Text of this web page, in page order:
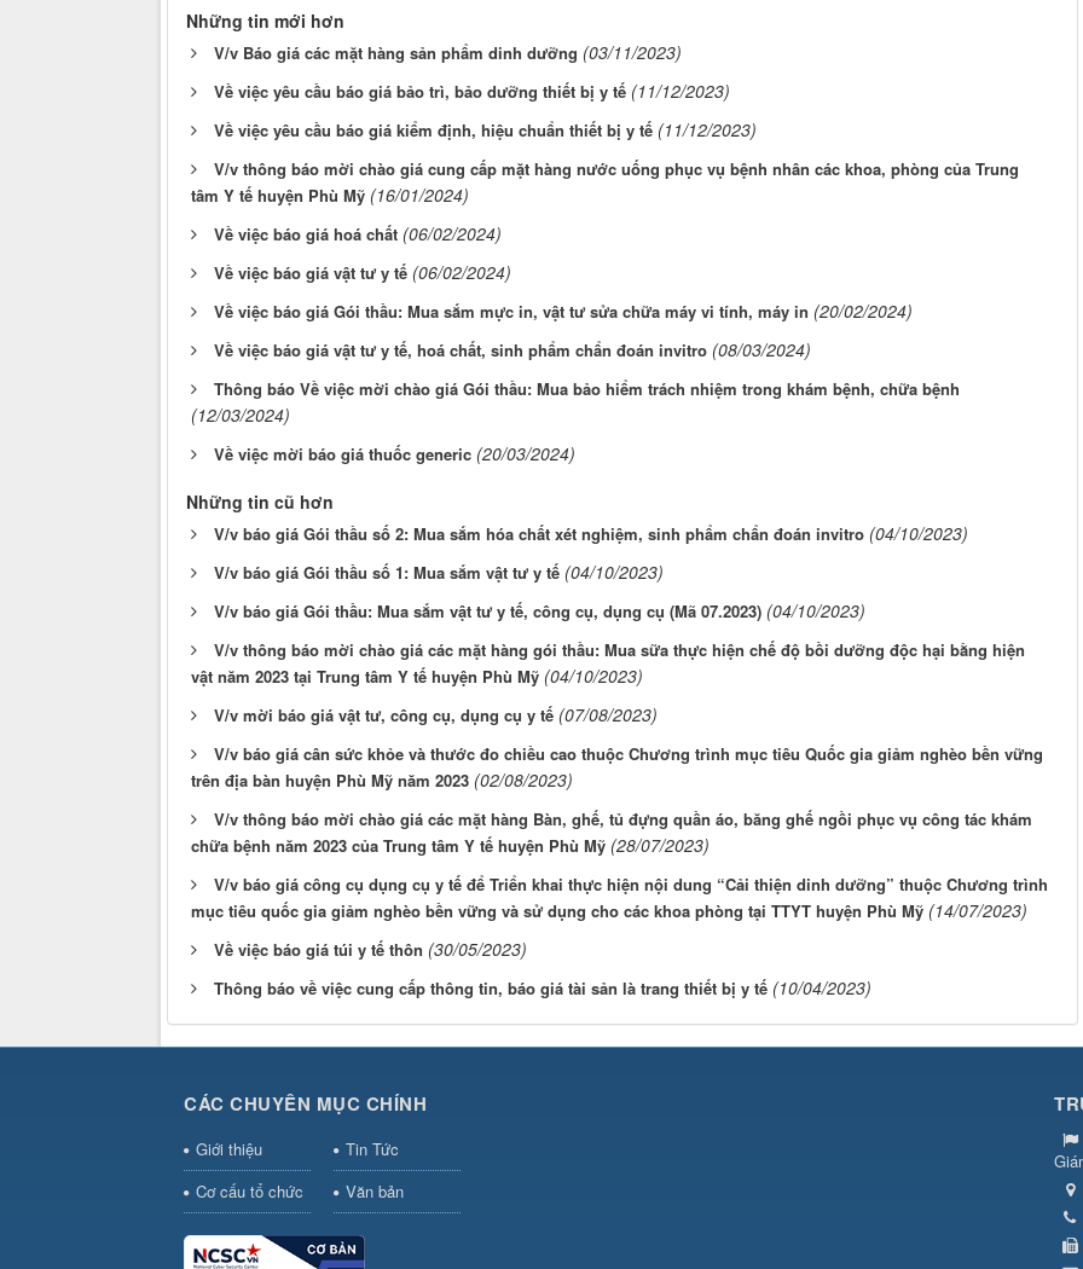
Những tin mới hơn
V/v Báo giá các mặt hàng sản phẩm dinh dưỡng (03/11/2023)
Về việc yêu cầu báo giá bảo trì, bảo dưỡng thiết bị y tế (11/12/2023)
Về việc yêu cầu báo giá kiểm định, hiệu chuẩn thiết bị y tế (11/12/2023)
V/v thông báo mời chào giá cung cấp mặt hàng nước uống phục vụ bệnh nhân các khoa, phòng của Trung
tâm Y tế huyện Phù Mỹ (16/01/2024)
Về việc báo giá hoá chất (06/02/2024)
Về việc báo giá vật tư y tế (06/02/2024)
Về việc báo giá Gói thầu: Mua sắm mực in, vật tư sửa chữa máy vi tính, máy in (20/02/2024)
Về việc báo giá vật tư y tế, hoá chất, sinh phẩm chẩn đoán invitro (08/03/2024)
Thông báo Về việc mời chào giá Gói thầu: Mua bảo hiểm trách nhiệm trong khám bệnh, chữa bệnh
(12/03/2024)
Về việc mời báo giá thuốc generic (20/03/2024)
Những tin cũ hơn
V/v báo giá Gói thầu số 2: Mua sắm hóa chất xét nghiệm, sinh phẩm chẩn đoán invitro (04/10/2023)
V/v báo giá Gói thầu số 1: Mua sắm vật tư y tế (04/10/2023)
V/v báo giá Gói thầu: Mua sắm vật tư y tế, công cụ, dụng cụ (Mã 07.2023) (04/10/2023)
V/v thông báo mời chào giá các mặt hàng gói thầu: Mua sữa thực hiện chế độ bồi dưỡng độc hại bằng hiện
vật năm 2023 tại Trung tâm Y tế huyện Phù Mỹ (04/10/2023)
V/v mời báo giá vật tư, công cụ, dụng cụ y tế (07/08/2023)
V/v báo giá cân sức khỏe và thước đo chiều cao thuộc Chương trình mục tiêu Quốc gia giảm nghèo bền vững
trên địa bàn huyện Phù Mỹ năm 2023 (02/08/2023)
V/v thông báo mời chào giá các mặt hàng Bàn, ghế, tủ đựng quần áo, băng ghế ngồi phục vụ công tác khám
chữa bệnh năm 2023 của Trung tâm Y tế huyện Phù Mỹ (28/07/2023)
V/v báo giá công cụ dụng cụ y tế để Triển khai thực hiện nội dung “Cải thiện dinh dưỡng” thuộc Chương trình
mục tiêu quốc gia giảm nghèo bền vững và sử dụng cho các khoa phòng tại TTYT huyện Phù Mỹ (14/07/2023)
Về việc báo giá túi y tế thôn (30/05/2023)
Thông báo về việc cung cấp thông tin, báo giá tài sản là trang thiết bị y tế (10/04/2023)
CÁC CHUYÊN MỤC CHÍNH
Giới thiệu
Tin Tức
Cơ cấu tổ chức
Văn bản